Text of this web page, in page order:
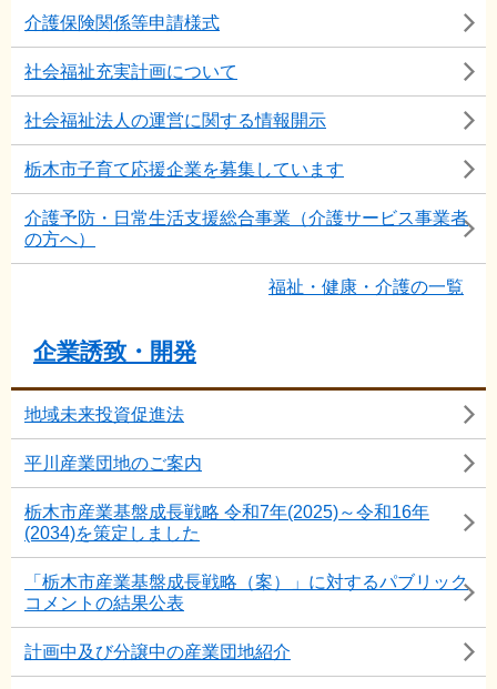
介護保険関係等申請様式
社会福祉充実計画について
社会福祉法人の運営に関する情報開示
栃木市子育て応援企業を募集しています
介護予防・日常生活支援総合事業（介護サービス事業者
の方へ）
福祉・健康・介護の一覧
企業誘致・開発
地域未来投資促進法
平川産業団地のご案内
栃木市産業基盤成長戦略 令和7年(2025)～令和16年
(2034)を策定しました
「栃木市産業基盤成長戦略（案）」に対するパブリック
コメントの結果公表
計画中及び分譲中の産業団地紹介